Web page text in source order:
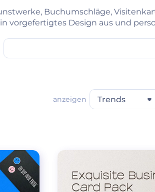
Buchumschläge,
vorgefertigtes Design aus und
anzeigen Trends